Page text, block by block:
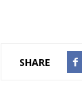
SHARE